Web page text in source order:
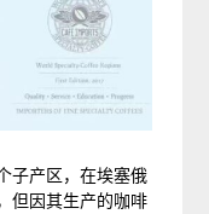
子产区，在埃塞俄
但因其生产的咖啡